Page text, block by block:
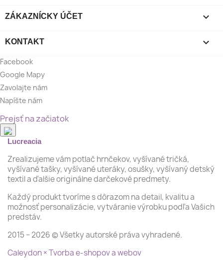
ZÁKAZNÍCKY ÚČET 
KONTAKT 
Facebook
Google Mapy
Zavolajte nám
Napíšte nám
Prejsť na začiatok
Lucreacia
Zrealizujeme vám potlač hrnčekov, vyšívané tričká,
vyšívané tašky, vyšívané uteráky, osušky, vyšívaný detský
textil a ďalšie originálne darčekové predmety.
Každý produkt tvoríme s dôrazom na detail, kvalitu a
možnosť personalizácie, vytváranie výrobku podľa Vašich
predstáv.
2015 − 2026 © Všetky autorské práva vyhradené.
Caleydon × Tvorba e-shopov a webov